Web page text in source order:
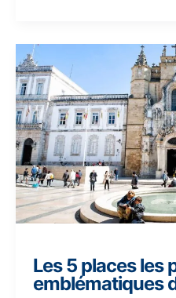
Les 5 places les
emblématiques